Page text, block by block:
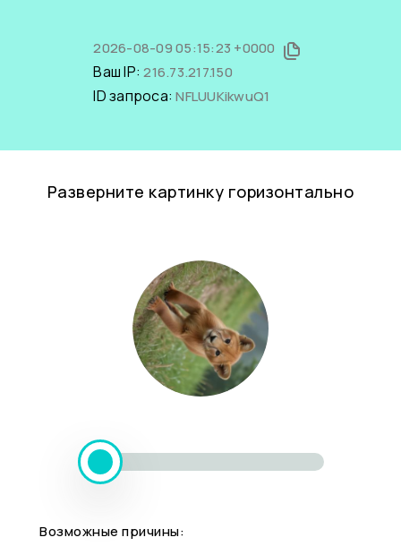
2026-08-09 05:15:23 +0000
Ваш IP:216.73.217.150
ID запроса:NFLUUKikwuQ1
Разверните картинку горизонтально
Возможные причины: